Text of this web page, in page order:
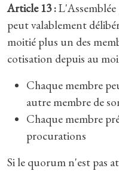
Article 13 :
peut valablement
moitié plus un des
cotisation depuis au
Chaque membre
autre membre de
Chaque membre
procurations
Si le quorum n'est pas